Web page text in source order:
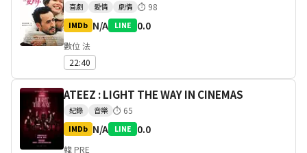
喜劇 愛情 劇情 ⏱ 98
IMDb N/A LINE 0.0
數位 法
22:40
ATEEZ : LIGHT THE WAY IN CINEMAS
紀錄 音樂 ⏱ 65
IMDb N/A LINE 0.0
韓 PRE